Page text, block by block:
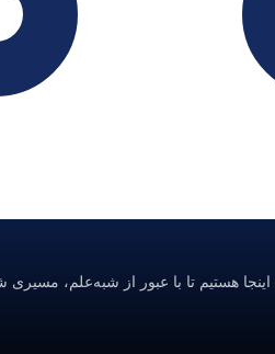
هستیم تا با عبور از شبه‌علم،